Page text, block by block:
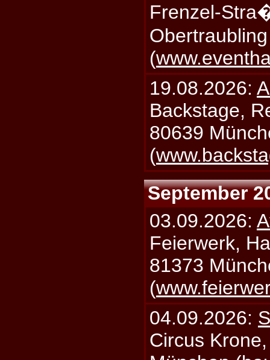
Frenzel-
(
19.08.2026:
Backstage,
80639
(
September
03.09.2026:
Feierwerk,
81373
(
04.09.2026:
Circus